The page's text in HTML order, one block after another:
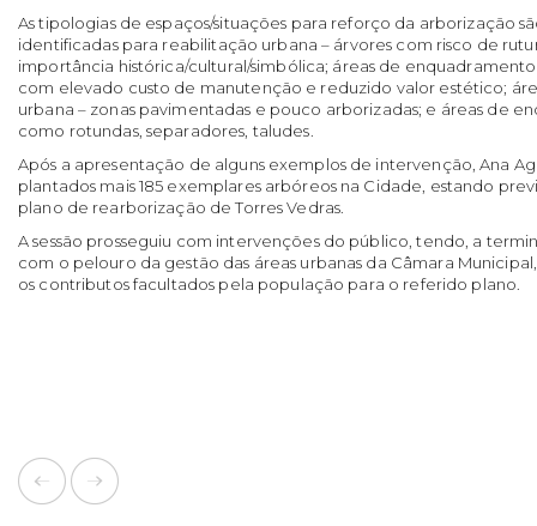
As tipologias de espaços/situações para reforço da arborização
identificadas para reabilitação urbana – árvores com risco de
importância histórica/cultural/simbólica; áreas de
com elevado custo de manutenção e reduzido valor estético;
urbana – zonas pavimentadas e pouco arborizadas; e áreas de
como rotundas, separadores, taludes.
Após a apresentação de alguns exemplos de intervenção, Ana
plantados mais 185 exemplares arbóreos na Cidade, estando
plano de rearborização de Torres Vedras.
A sessão prosseguiu com intervenções do público, tendo, a
com o pelouro da gestão das áreas urbanas da Câmara
os contributos facultados pela população para o referido plano.